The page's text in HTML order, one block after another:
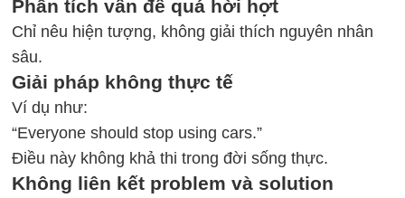
Phân tích vấn đề quá hời hợt
Chỉ nêu hiện tượng, không giải thích nguyên nhân
sâu.
Giải pháp không thực tế
Ví dụ như:
“Everyone should stop using cars.”
Điều này không khả thi trong đời sống thực.
Không liên kết problem và solution